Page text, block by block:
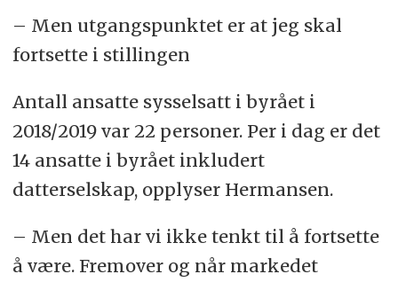
– Men utgangspunktet er at jeg skal
fortsette i stillingen
Antall ansatte sysselsatt i byrået i
2018/2019 var 22 personer. Per i dag er det
14 ansatte i byrået inkludert
datterselskap, opplyser Hermansen.
– Men det har vi ikke tenkt til å fortsette
å være. Fremover og når markedet